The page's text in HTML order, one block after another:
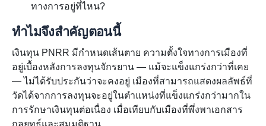
ทางการอยู่ที่ไหน?
ทำไมจึงสำคัญตอนนี้
เงินทุน PNRR มีกำหนดเส้นตาย ความตั้งใจทางการเมืองที่
อยู่เบื้องหลังการลงทุนจักรยาน — แม้จะแข็งแกร่งกว่าที่เคย
— ไม่ได้รับประกันว่าจะคงอยู่ เมืองที่สามารถแสดงผลลัพธ์ที่
วัดได้จากการลงทุนจะอยู่ในตำแหน่งที่แข็งแกร่งกว่ามากใน
การรักษาเงินทุนต่อเนื่อง เมื่อเทียบกับเมืองที่พึ่งพาเอกสาร
กลยุทธ์และสมมติฐาน